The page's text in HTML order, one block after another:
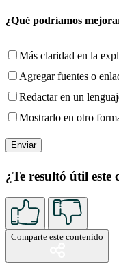
¿Qué podríamos
Más claridad en la
Agregar fuentes o
Redactar en un
Mostrarlo en otro
¿Te resultó útil este
Comparte este contenido